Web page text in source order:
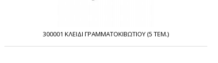
300001 ΚΛΕΙΔΙ ΓΡΑΜΜΑΤΟΚΙΒΩΤΙΟΥ (5 ΤΕΜ.)